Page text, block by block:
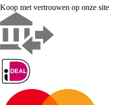
Koop met vertrouwen op onze site